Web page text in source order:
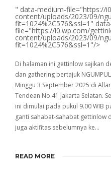
" data-medium-file="https://
content/uploads/2023/09/
fit=1024%2C576&ssl=1"
file="https://i0.wp.com/
content/uploads/2023/09/
fit=1024%2C576&ssl=1"/>
Di halaman ini gettinlow sajikan
dan gathering bertajuk
Minggu 3 September 2025 di
Tendean No.41 Jakarta Selatan.
ini dimulai pada pukul 9.00 WIB
ganti sahabat-sahabat gettinlow
juga aktifitas sebelumnya ke…
READ MORE